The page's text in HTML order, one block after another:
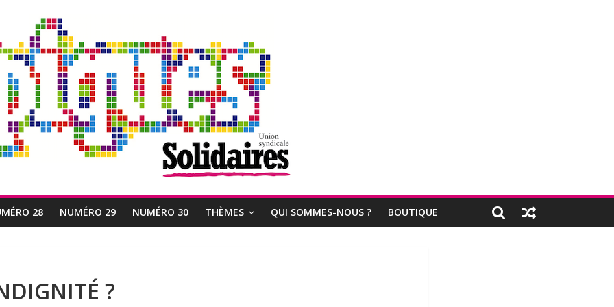
28 NUMÉRO 29 NUMÉRO 30 THÈMES QUI SOMMES-NOUS ? BOUTIQUE
?